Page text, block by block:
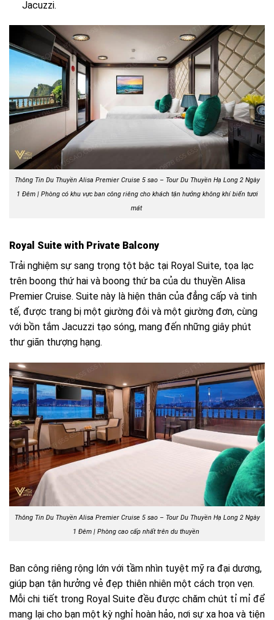
Jacuzzi.
Thông Tin Du Thuyền Alisa Premier Cruise 5 sao – Tour Du Thuyền Hạ Long 2 Ngày
1 Đêm | Phòng có khu vực ban công riêng cho khách tận hưởng không khí biển tươi
mát
Royal Suite with Private Balcony
Trải nghiệm sự sang trọng tột bậc tại Royal Suite, tọa lạc
trên boong thứ hai và boong thứ ba của du thuyền Alisa
Premier Cruise. Suite này là hiện thân của đẳng cấp và tinh
tế, được trang bị một giường đôi và một giường đơn, cùng
với bồn tắm Jacuzzi tạo sóng, mang đến những giây phút
thư giãn thượng hạng.
Thông Tin Du Thuyền Alisa Premier Cruise 5 sao – Tour Du Thuyền Hạ Long 2 Ngày
1 Đêm | Phòng cao cấp nhất trên du thuyền
Ban công riêng rộng lớn với tầm nhìn tuyệt mỹ ra đại dương,
giúp bạn tận hưởng vẻ đẹp thiên nhiên một cách trọn vẹn.
Mỗi chi tiết trong Royal Suite đều được chăm chút tỉ mỉ để
mang lại cho bạn một kỳ nghỉ hoàn hảo, nơi sự xa hoa và tiện